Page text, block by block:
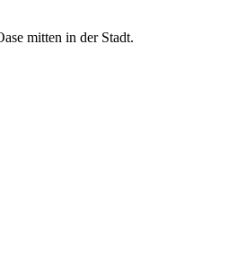
mitten in der Stadt.